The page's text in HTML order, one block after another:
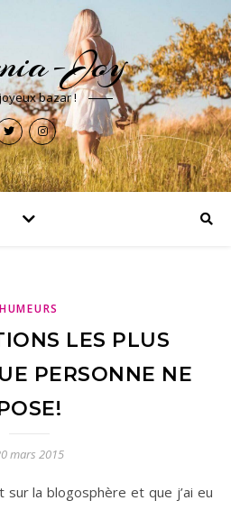
Joy
bazar !
HUMEURS
LES PLUS
PERSONNE NE
mars 2015